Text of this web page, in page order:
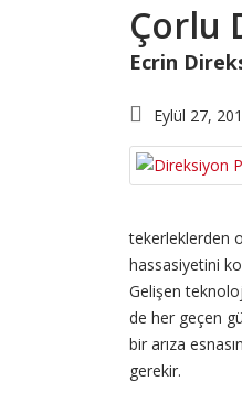
Çorlu
Ecrin
Eylül 27,
tekerleklerden
hassasiyetini
Gelişen
de her geçen
bir arıza
gerekir.